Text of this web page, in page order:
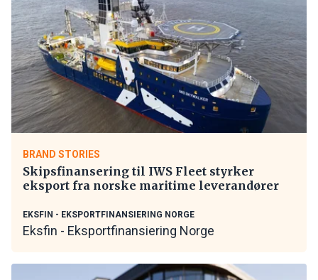
BRAND STORIES
Skipsfinansering til IWS Fleet styrker
eksport fra norske maritime leverandører
EKSFIN - EKSPORTFINANSIERING NORGE
Eksfin - Eksportfinansiering Norge